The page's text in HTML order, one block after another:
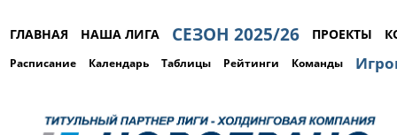
ГЛАВНАЯ НАША ЛИГА СЕЗОН 2025/26 ПРОЕКТЫ
Расписание Календарь Таблицы Рейтинги Команды